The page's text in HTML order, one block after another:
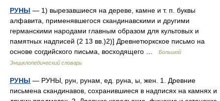
РУНЫ — 1) вырезавшиеся на дереве, камне и т. п. буквы
алфавита, применявшегося скандинавскими и другими
германскими народами главным образом для культовых и
памятных надписей (2 13 вв.)2)] Древнетюркское письмо на
основе согдийского письма, восходящего …
Большой
Энциклопедический словарь
РУНЫ — РУНЫ, рун, рунам, ед. руна, ы, жен. 1. Древние
письмена скандинавов, сохранившиеся в надписях на камнях и